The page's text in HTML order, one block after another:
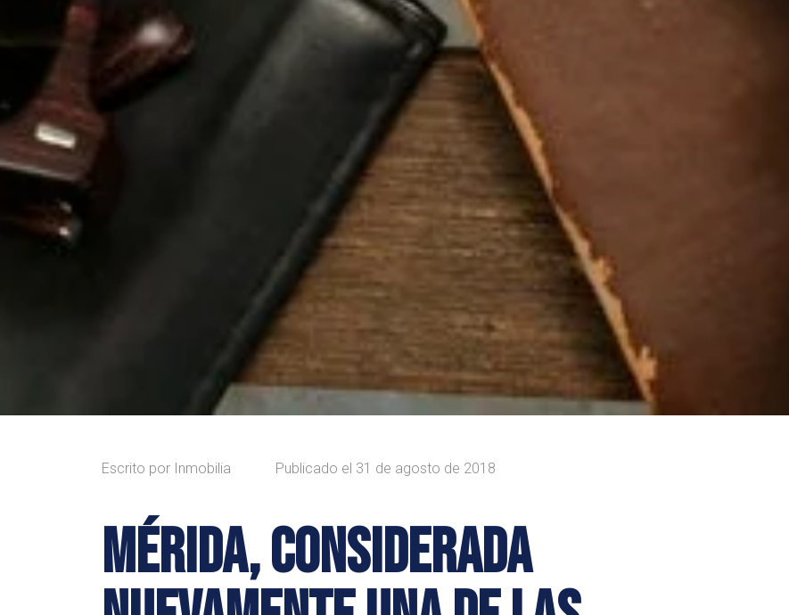
Escrito por Inmobilia Publicado el 31 de agosto de 2018
MÉRIDA, CONSIDERADA